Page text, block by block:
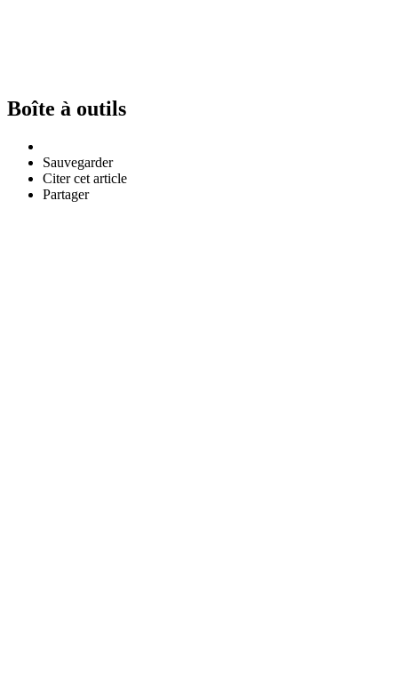
Boîte à outils
Sauvegarder
Citer cet article
Partager